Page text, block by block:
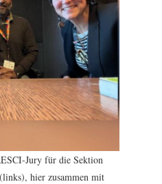
Jury für die Sektion
hier zusammen mit